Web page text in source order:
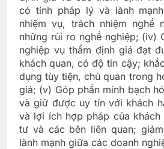
có tính pháp lý và lành
nhiệm vụ, trách nhiệm nghề
những rủi ro nghề nghiệp; (iv)
nghiệp vụ thẩm định giá đạt
khách quan, có độ tin cậy;
dụng tùy tiện, chủ quan trong
giá; (v) Góp phần minh bạch
và giữ được uy tín với khách
và lợi ích hợp pháp của khách
tư và các bên liên quan;
lành mạnh giữa các doanh